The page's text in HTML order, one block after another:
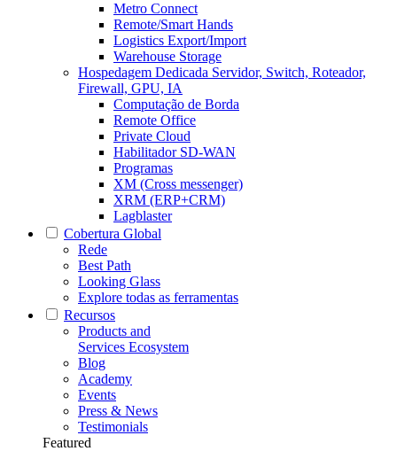
Metro Connect
Remote/Smart Hands
Logistics Export/Import
Warehouse Storage
Hospedagem Dedicada Servidor, Switch, Roteador,
Firewall, GPU, IA
Computação de Borda
Remote Office
Private Cloud
Habilitador SD-WAN
Programas
XM (Cross messenger)
XRM (ERP+CRM)
Lagblaster
Cobertura Global
Rede
Best Path
Looking Glass
Explore todas as ferramentas
Recursos
Products and
Services Ecosystem
Blog
Academy
Events
Press & News
Testimonials
Featured